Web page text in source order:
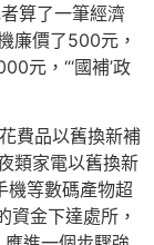
算了一筆經濟
廉價了500元，
元，“‘國補’政
費品以舊換新補
類家電以舊換新
機等數碼產物超
金下達處所，